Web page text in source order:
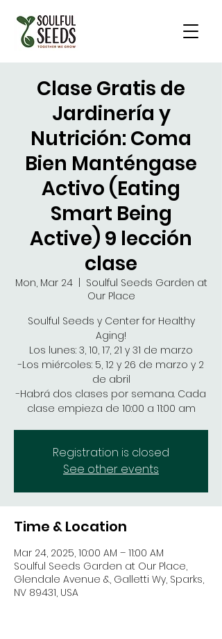
Clase Gratis de
Jardinería y
Nutrición: Coma
Bien Manténgase
Activo (Eating
Smart Being
Active) 9 lección
clase
Mon, Mar 24
  |
Soulful Seeds Garden at
Our Place
Soulful Seeds y Center for Healthy
Aging!
Los lunes: 3, 10, 17, 21 y 31 de marzo
-Los miércoles: 5, 12 y 26 de marzo y 2
de abril
-Habrá dos clases por semana. Cada
clase empieza de 10:00 a 11:00 am
Registration is closed
See other events
Time & Location
Mar 24, 2025, 10:00 AM – 11:00 AM
Soulful Seeds Garden at Our Place,
Glendale Avenue &, Galletti Wy, Sparks,
NV 89431, USA